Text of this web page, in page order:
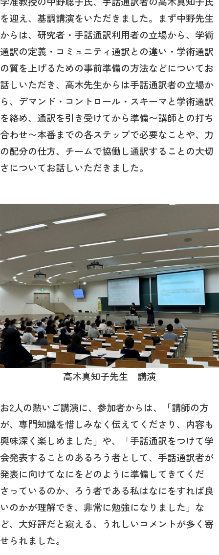
を迎え、基調講演をいただきました。まず中野先生
からは、研究者・手話通訳利用者の立場から、学術
通訳の定義・コミュニティ通訳との違い・学術通訳
の質を上げるための事前準備の方法などについてお
話しいただき、高木先生からは手話通訳者の立場か
ら、デマンド・コントロール・スキーマと学術通訳
を絡め、通訳を引き受けてから準備〜講師との打ち
合わせ〜本番までの各ステップで必要なことや、力
の配分の仕方、チームで協働し通訳することの大切
さについてお話しいただきました。
高木真知子先生 講演
お2人の熱いご講演に、参加者からは、「講師の方
が、専門知識を惜しみなく伝えてくださり、内容も
興味深く楽しめました」や、「手話通訳をつけて学
会発表することのあるろう者として、手話通訳者が
発表に向けてなにをどのように準備してきてくだ
さっているのか、ろう者である私はなにをすれば良
いのかが理解でき、非常に勉強になりました」な
ど、大好評だと窺える、うれしいコメントが多く寄
せられました。